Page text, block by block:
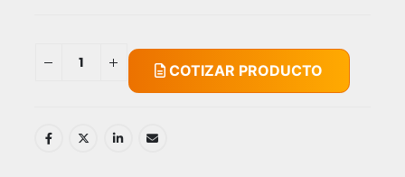
COTIZAR PRODUCTO